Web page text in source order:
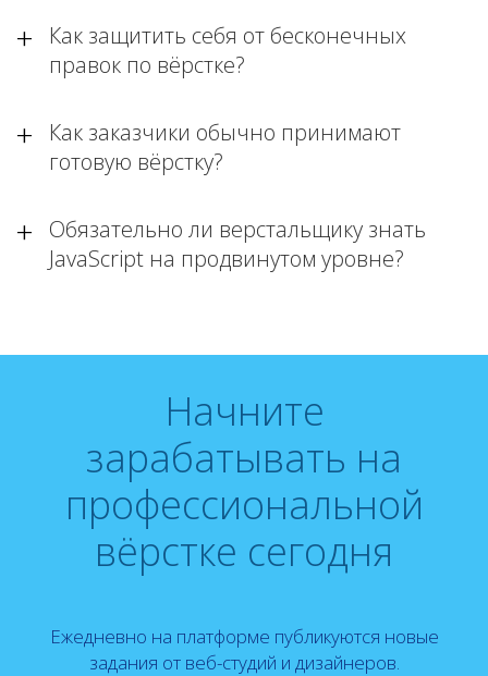
Как защитить себя от бесконечных
правок по вёрстке?
Как заказчики обычно принимают
готовую вёрстку?
Обязательно ли верстальщику знать
JavaScript на продвинутом уровне?
Начните
зарабатывать на
профессиональной
вёрстке сегодня
Ежедневно на платформе публикуются новые
задания от веб-студий и дизайнеров.